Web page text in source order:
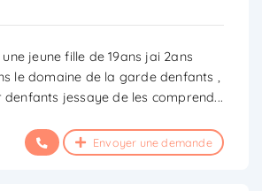
jeune fille de 19ans jai 2ans
le domaine de la garde denfants ,
denfants jessaye de les comprend...
Envoyer une demande